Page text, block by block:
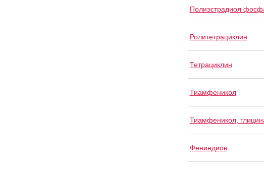
Полиэстрадиол
Ролитетрациклин
Тетрациклин
Тиамфеникол
Тиамфеникол,
Фениндион